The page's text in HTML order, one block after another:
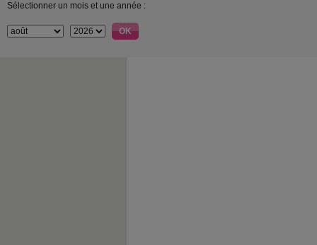
Sélectionner un mois et une année :